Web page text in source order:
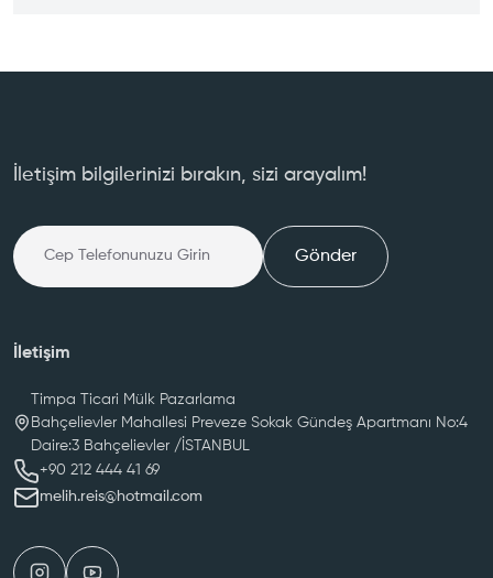
İletişim bilgilerinizi bırakın, sizi arayalım!
Gönder
İletişim
Timpa Ticari Mülk Pazarlama
Bahçelievler Mahallesi Preveze Sokak Gündeş Apartmanı No:4
Daire:3 Bahçelievler /İSTANBUL
melih.reis@hotmail.com